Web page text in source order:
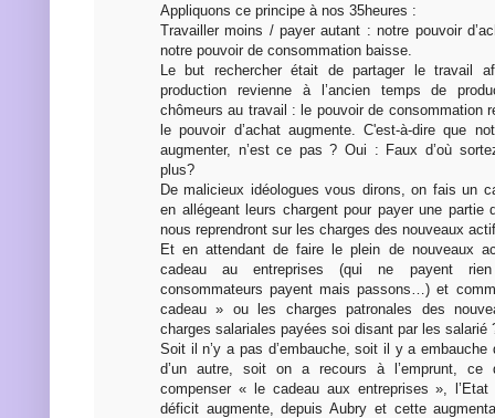
Appliquons ce principe à nos 35heures :
Travailler moins / payer autant : notre pouvoir
notre pouvoir de consommation baisse.
Le but rechercher était de partager le travail
production revienne à l’ancien temps de
chômeurs au travail : le pouvoir de consommation
le pouvoir d’achat augmente. C'est-à-dire que
augmenter, n’est ce pas ? Oui : Faux d’où
plus?
De malicieux idéologues vous dirons, on fais un
en allégeant leurs chargent pour payer une partie
nous reprendront sur les charges des nouveaux
Et en attendant de faire le plein de nouveaux
cadeau au entreprises (qui ne payent
consommateurs payent mais passons…) et
cadeau » ou les charges patronales des
charges salariales payées soi disant par les salarié
Soit il n’y a pas d’embauche, soit il y a embauche
d’un autre, soit on a recours à l’emprunt,
compenser « le cadeau aux entreprises »,
déficit augmente, depuis Aubry et cette